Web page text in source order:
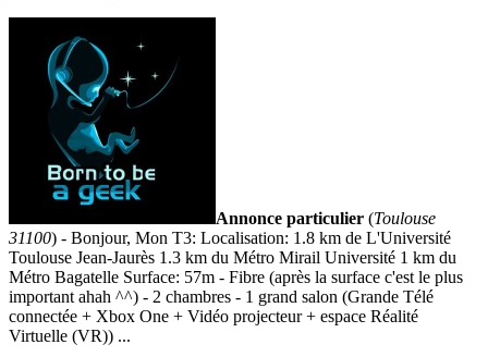
Annonce particulier (Toulouse
31100) - Bonjour, Mon T3: Localisation: 1.8 km de L'Université
Toulouse Jean-Jaurès 1.3 km du Métro Mirail Université 1 km du
Métro Bagatelle Surface: 57m - Fibre (après la surface c'est le plus
important ahah ^^) - 2 chambres - 1 grand salon (Grande Télé
connectée + Xbox One + Vidéo projecteur + espace Réalité
Virtuelle (VR)) ...